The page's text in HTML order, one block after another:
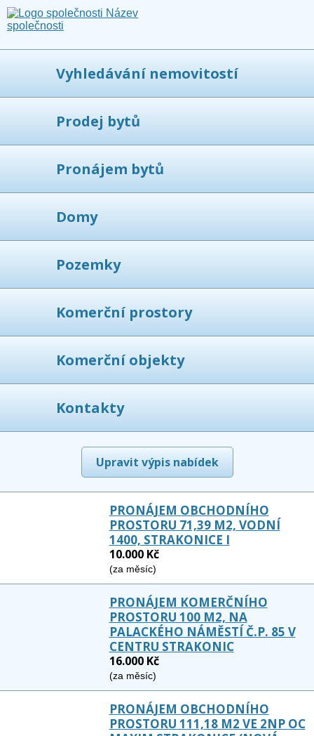
Vyhledávání nemovitostí
Prodej bytů
Pronájem bytů
Domy
Pozemky
Komerční prostory
Komerční objekty
Kontakty
Upravit výpis nabídek
PRONÁJEM OBCHODNÍHO
PROSTORU 71,39 M2, VODNÍ
1400, STRAKONICE I
10.000 Kč
(za měsíc)
PRONÁJEM KOMERČNÍHO
PROSTORU 100 M2, NA
PALACKÉHO NÁMĚSTÍ Č.P. 85 V
CENTRU STRAKONIC
16.000 Kč
(za měsíc)
PRONÁJEM OBCHODNÍHO
PROSTORU 111,18 M2 VE 2NP OC